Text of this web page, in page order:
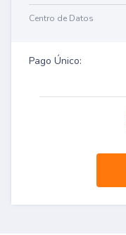
Centro de Datos
Pago Único: